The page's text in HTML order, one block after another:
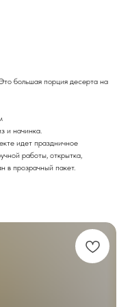
большая порция десерта на
и начинка.
идет праздничное
работы, открытка,
в прозрачный пакет.